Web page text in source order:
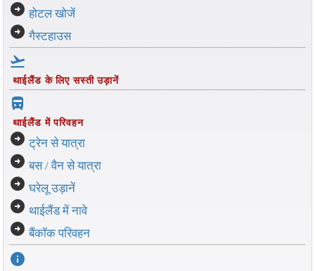
arrow_circle_right होटल खोजें
arrow_circle_right गैस्टहाउस
flight_takeoff
थाईलैंड के लिए सस्ती उड़ानें
directions_bus_filled
थाईलैंड में परिवहन
arrow_circle_right ट्रेन से यात्रा
arrow_circle_right बस / वैन से यात्रा
arrow_circle_right घरेलू उड़ानें
arrow_circle_right थाईलैंड में नावे
arrow_circle_right बैंकॉक परिवहन
info